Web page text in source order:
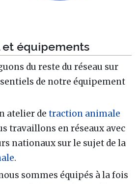
et équipements
du reste du réseau sur
de notre équipement
atelier detraction animale
travaillons en réseaux avec
nationaux sur le sujet de la
.
sommes équipés à la fois